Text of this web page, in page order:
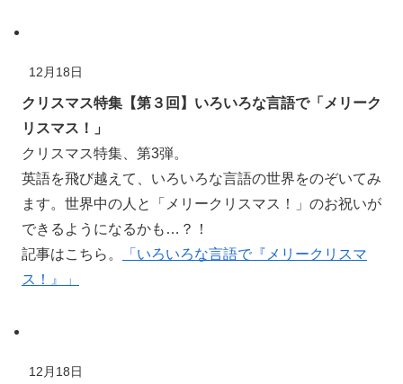
12月18日
クリスマス特集【第３回】いろいろな言語で「メリーク
リスマス！」
クリスマス特集 、第3弾。
英語を飛び越 えて、いろいろな言語の世界をのぞいてみ
ます。世界中の人と「メリークリスマス！」のお祝いが
できるようになるかも…？！
記事はこちら。
「いろいろな言語で『メリークリスマ
ス！』」
12月18日